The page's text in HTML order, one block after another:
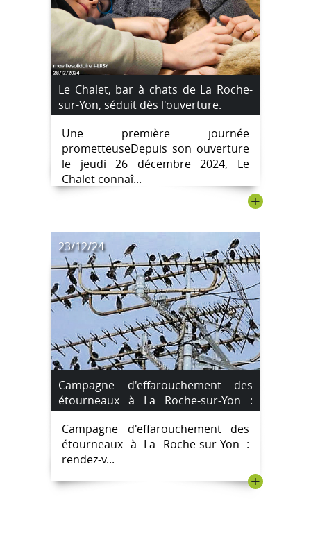
Le Chalet, bar à chats de La Roche-
sur-Yon, séduit dès l'ouverture.
Une première journée
prometteuseDepuis son ouverture
le jeudi 26 décembre 2024, Le
Chalet connaî...
+
23/12/24
Campagne d'effarouchement des
étourneaux à La Roche-sur-Yon :
rendez-vous les 26 et 27 décembre
2024
Campagne d'effarouchement des
étourneaux à La Roche-sur-Yon :
rendez-v...
+